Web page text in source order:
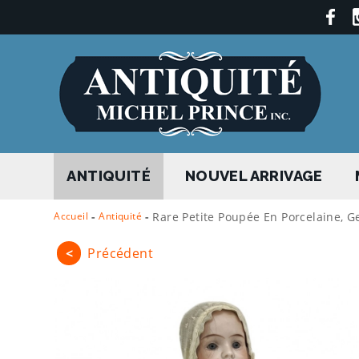
ANTIQUITÉ NOUVEL ARRIVAGE
Accueil - Antiquité - Rare Petite Poupée En Porcelaine,
< Précédent